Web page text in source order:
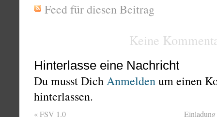
Feed für diesen Beitrag
Keine
Hinterlasse eine Nachricht
Du musst DichAnmeldenum einen
hinterlassen.
«FSV 1.0